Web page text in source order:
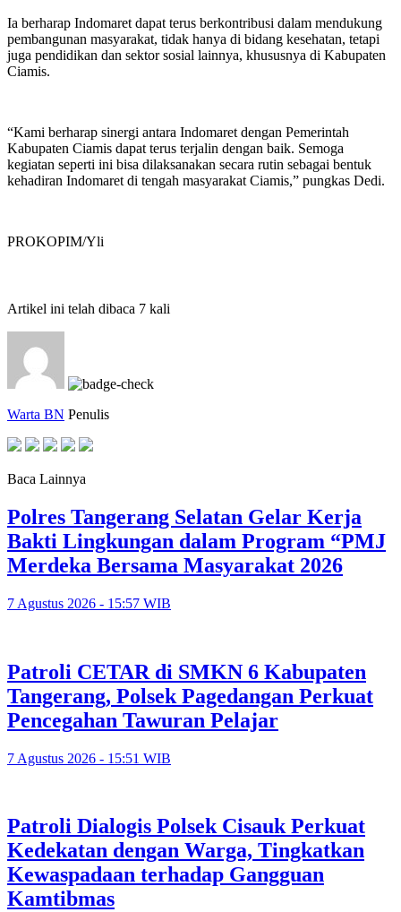
Ia berharap Indomaret dapat terus berkontribusi dalam mendukung
pembangunan masyarakat, tidak hanya di bidang kesehatan, tetapi
juga pendidikan dan sektor sosial lainnya, khususnya di Kabupaten
Ciamis.
“Kami berharap sinergi antara Indomaret dengan Pemerintah
Kabupaten Ciamis dapat terus terjalin dengan baik. Semoga
kegiatan seperti ini bisa dilaksanakan secara rutin sebagai bentuk
kehadiran Indomaret di tengah masyarakat Ciamis,” pungkas Dedi.
PROKOPIM/Yli
Artikel ini telah dibaca 7 kali
Warta BN Penulis
Baca Lainnya
Polres Tangerang Selatan Gelar Kerja
Bakti Lingkungan dalam Program “PMJ
Merdeka Bersama Masyarakat 2026
7 Agustus 2026 - 15:57 WIB
Patroli CETAR di SMKN 6 Kabupaten
Tangerang, Polsek Pagedangan Perkuat
Pencegahan Tawuran Pelajar
7 Agustus 2026 - 15:51 WIB
Patroli Dialogis Polsek Cisauk Perkuat
Kedekatan dengan Warga, Tingkatkan
Kewaspadaan terhadap Gangguan
Kamtibmas